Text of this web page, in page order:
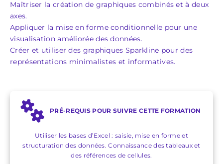
Maîtriser la création de graphiques combinés et à deux
axes.
Appliquer la mise en forme conditionnelle pour une
visualisation améliorée des données.
Créer et utiliser des graphiques Sparkline pour des
représentations minimalistes et informatives.
PRÉ-REQUIS POUR SUIVRE CETTE FORMATION
Utiliser les bases d’Excel : saisie, mise en forme et
structuration des données. Connaissance des tableaux et
des références de cellules.